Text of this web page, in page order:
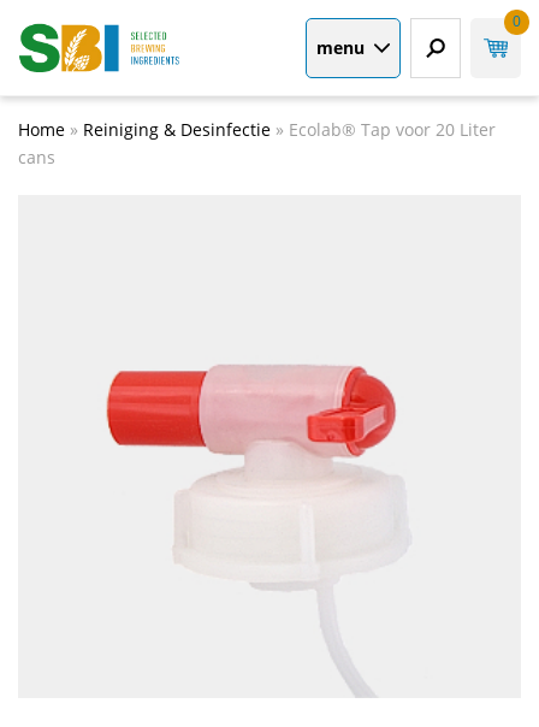
menu
0
Home » Reiniging & Desinfectie » Ecolab® Tap voor 20 Liter
cans